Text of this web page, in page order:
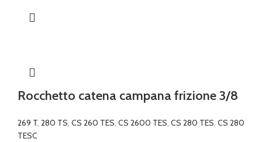
Rocchetto catena campana frizione 3/8
269 T, 280 TS, CS 260 TES, CS 2600 TES, CS 280 TES, CS 280
TESC